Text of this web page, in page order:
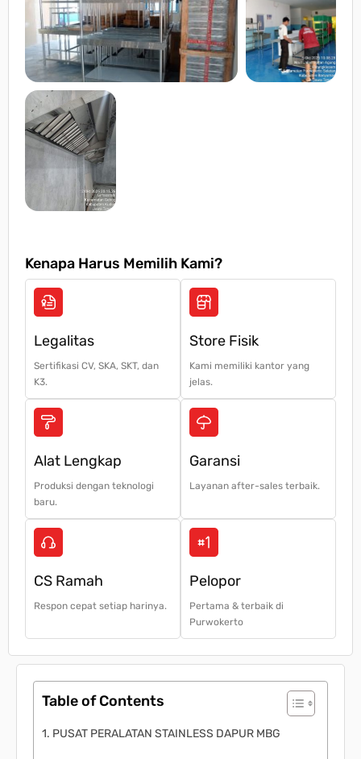
Table of Contents
PUSAT PERALATAN STAINLESS DAPUR MBG
Kenapa Harus Memilih Kami?
Legalitas
Sertifikasi CV, SKA, SKT, dan
K3.
Store Fisik
Kami memiliki kantor yang
jelas.
Alat Lengkap
Produksi dengan teknologi
baru.
Garansi
Layanan after-sales terbaik.
CS Ramah
Respon cepat setiap harinya.
Pelopor
Pertama & terbaik di
Purwokerto